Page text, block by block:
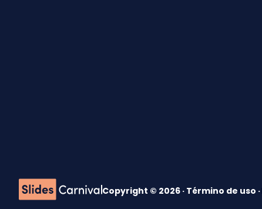
Copyright © 2026 · Término de uso ·